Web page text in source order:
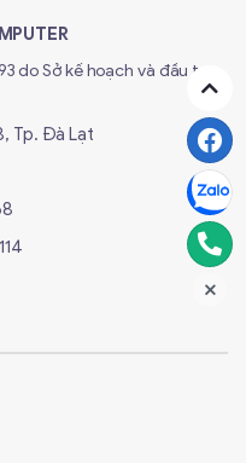
Gaming tại
"Lực Bass"
ở Đà Lạt, bạn
hot nhất.
do Sở kế hoạch và đầu tư
Tp. Đà Lạt